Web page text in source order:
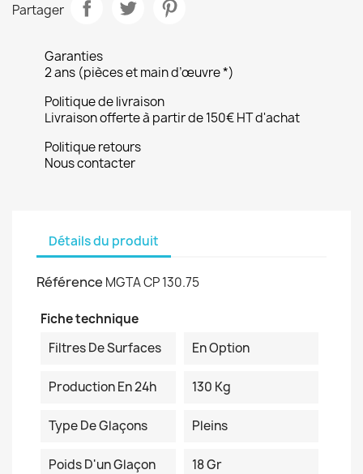
Partager
Garanties
2 ans (pièces et main d’œuvre *)
Politique de livraison
Livraison offerte à partir de 150€ HT d'achat
Politique retours
Nous contacter
Détails du produit
Référence MGTA CP 130.75
Fiche technique
Filtres De Surfaces
En Option
Production En 24h 130 Kg
Type De Glaçons Pleins
Poids D'un Glaçon 18 Gr